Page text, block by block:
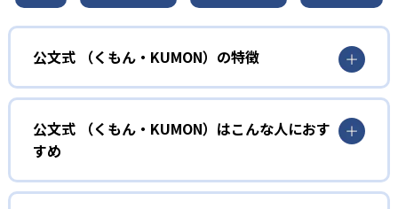
公文式 （くもん・KUMON）の特徴
01
無学年式の学力別学習
KUMONでは、年齢や学年にとらわれずに、一人ひとりの学
力に応じたレベルから学習を始めている。
確実に100点が取れるレベルから少しずつ難易度を上げてい
公文式 （くもん・KUMON）はこんな人におす
すめ
幼児